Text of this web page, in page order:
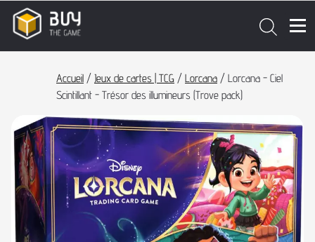
Accueil / Jeux de cartes | TCG / Lorcana / Lorcana - Ciel
Scintillant - Trésor des illumineurs (Trove pack)